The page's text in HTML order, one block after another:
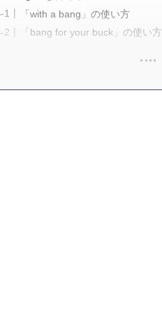
「with a bang」の使い方
「bang for your buck」の使い方